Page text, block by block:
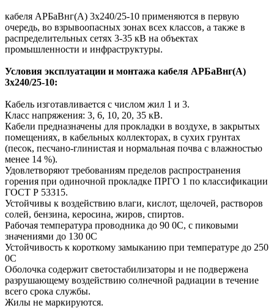
кабеля АРБаВнг(A) 3х240/25-10 применяются в первую
очередь, во взрывоопасных зонах всех классов, а также в
распределительных сетях 3-35 кВ на объектах
промышленности и инфраструктуры.
Условия эксплуатации и монтажа кабеля АРБаВнг(A)
3х240/25-10:
Кабель изготавливается с числом жил 1 и 3.
Класс напряжения: 3, 6, 10, 20, 35 кВ.
Кабели предназначены для прокладки в воздухе, в закрытых
помещениях, в кабельных коллекторах, в сухих грунтах
(песок, песчано-глинистая и нормальная почва с влажностью
менее 14 %).
Удовлетворяют требованиям пределов распространения
горения при одиночной прокладке ПРГО 1 по классификации
ГОСТ Р 53315.
Устойчивы к воздействию влаги, кислот, щелочей, растворов
солей, бензина, керосина, жиров, спиртов.
Рабочая температура проводника до 90 0С, с пиковыми
значениями до 130 0С
Устойчивость к короткому замыканию при температуре до 250
0С
Оболочка содержит светостабилизаторы и не подвержена
разрушающему воздействию солнечной радиации в течение
всего срока службы.
Жилы не маркируются.